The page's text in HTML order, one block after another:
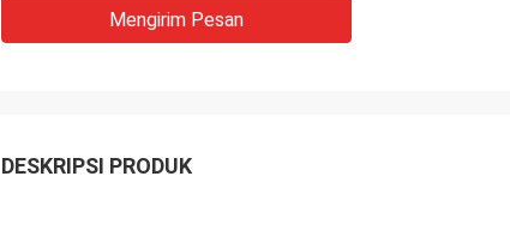
Mengirim Pesan
DESKRIPSI PRODUK